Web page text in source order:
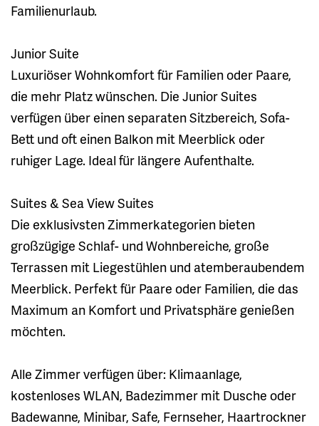
Familienurlaub.
Junior Suite
Luxuriöser Wohnkomfort für Familien oder Paare,
die mehr Platz wünschen. Die Junior Suites
verfügen über einen separaten Sitzbereich, Sofa-
Bett und oft einen Balkon mit Meerblick oder
ruhiger Lage. Ideal für längere Aufenthalte.
Suites & Sea View Suites
Die exklusivsten Zimmerkategorien bieten
großzügige Schlaf- und Wohnbereiche, große
Terrassen mit Liegestühlen und atemberaubendem
Meerblick. Perfekt für Paare oder Familien, die das
Maximum an Komfort und Privatsphäre genießen
möchten.
Alle Zimmer verfügen über: Klimaanlage,
kostenloses WLAN, Badezimmer mit Dusche oder
Badewanne, Minibar, Safe, Fernseher, Haartrockner